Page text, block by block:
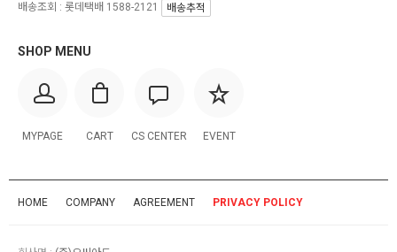
SHOP MENU
MYPAGE CART CS CENTER EVENT
배송조회 : 롯데택배 1588-2121
배송추적
HOME COMPANY AGREEMENT PRIVACY POLICY